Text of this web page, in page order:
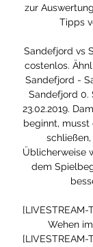
zur
Tipps
Sandefjord vs
costenlos.
Sandefjord -
Sandefjord 0.
23.02.2019.
beginnt, musst
Üblicherweise
dem
Wehen